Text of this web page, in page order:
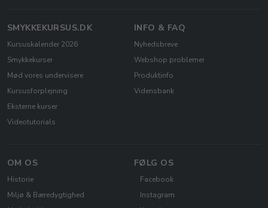
SMYKKEKURSUS.DK
Kursuskalender 2026
Smykkekurser
Mød vores undervisere
Kursusforplejning
Eksterne kurser
Videotutorials
INFO & FAQ
Nyhedsbreve
Webshop problemer
Produktinfo
Vidensbank
OM OS
Historie
Miljø & Bæredygtighed
FØLG OS
Facebook
Instagram